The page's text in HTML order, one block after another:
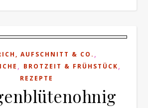
AUFSCHNITT & CO. ,
, BROTZEIT & FRÜHSTÜCK,
REZEPTE